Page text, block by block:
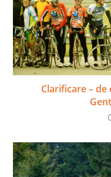
Clarificare –